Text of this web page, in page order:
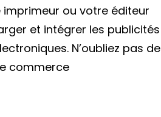
ou votre éditeur
et intégrer les publicités
N’oubliez pas de
commerce